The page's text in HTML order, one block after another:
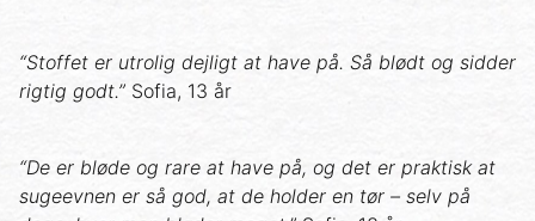
“Stoffet er utrolig dejligt at have på. Så blødt og sidder
rigtig godt.” Sofia, 13 år
“De er bløde og rare at have på, og det er praktisk at
sugeevnen er så god, at de holder en tør – selv på